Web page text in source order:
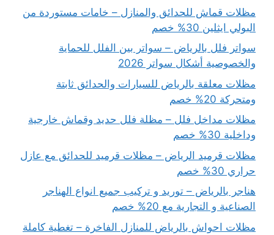
مظلات قماش للحدائق والمنازل – خامات مستوردة من
البولي ايثلين 30% خصم
سواتر فلل بالرياض – سواتر بين الفلل للحماية
والخصوصية أشكال سواتر 2026
مظلات معلقة بالرياض للسيارات والحدائق ثابتة
ومتحركة 20% خصم
مظلات مداخل فلل – مظلة فلل حديد وقماش خارجية
وداخلية 30% خصم
مظلات قرميد الرياض – مظلات قرميد للحدائق مع عازل
حراري 30% خصم
هناجر بالرياض – توريد و تركيب جميع انواع الهناجر
الصناعية و التجارية مع 20% خصم
مظلات احواش بالرياض للمنازل الفاخرة – تغطية كاملة